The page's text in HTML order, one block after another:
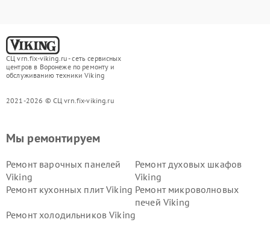
СЦ vrn.fix-viking.ru - сеть сервисных
центров в Воронеже по ремонту и
обслуживанию техники Viking
2021-2026 © СЦ vrn.fix-viking.ru
Мы ремонтируем
Ремонт варочных панелей
Viking
Ремонт духовых шкафов
Viking
Ремонт кухонных плит Viking Ремонт микроволновых
печей Viking
Ремонт холодильников Viking